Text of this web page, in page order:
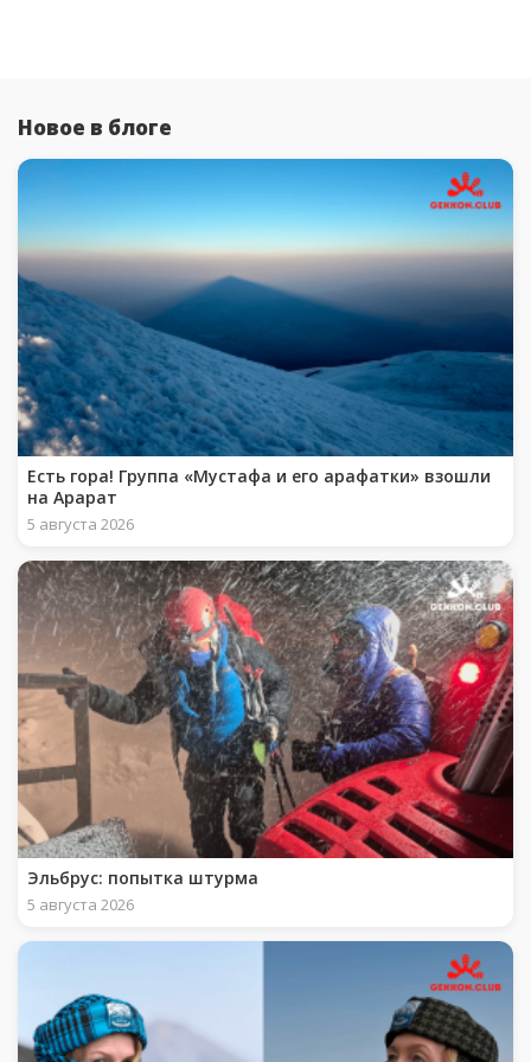
Новое в блоге
Есть гора! Группа «Мустафа и его арафатки» взошли
на Арарат
5 августа 2026
Эльбрус: попытка штурма
5 августа 2026